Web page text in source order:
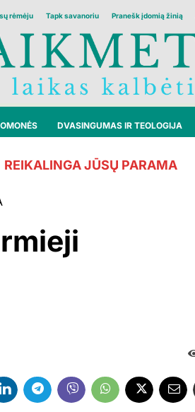
rėmėju Tapk savanoriu Pranešk įdomią žinią
DVASINGUMAS IR TEOLOGIJA
REIKALINGA JŪSŲ PARAMA